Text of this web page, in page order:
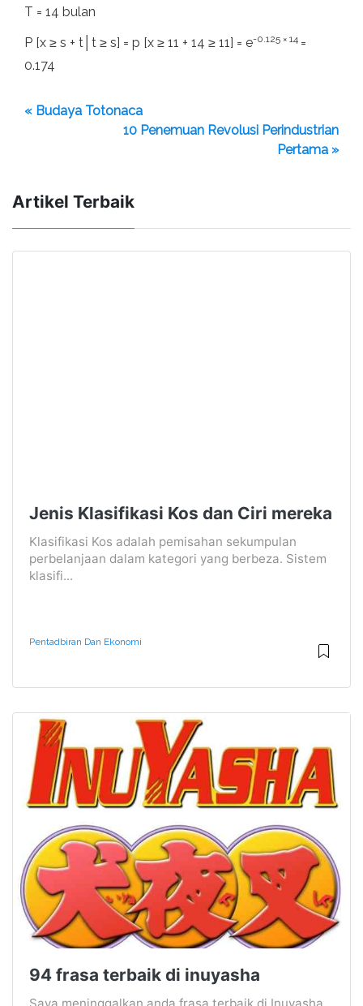
T = 14 bulan
P [x ≥ s + t│t ≥ s] = p [x ≥ 11 + 14 ≥ 11] = e-0.125 × 14 =
0.174
« Budaya Totonaca
10 Penemuan Revolusi Perindustrian
Pertama »
Artikel Terbaik
Jenis Klasifikasi Kos dan Ciri mereka
Klasifikasi Kos adalah pemisahan sekumpulan
perbelanjaan dalam kategori yang berbeza. Sistem
klasifi...
Pentadbiran Dan Ekonomi
94 frasa terbaik di inuyasha